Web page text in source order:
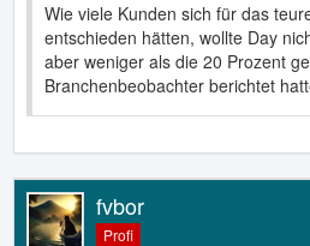
Wie viele Kunden sich für das
entschieden hätten, wollte Day
aber weniger als die 20 Prozent
Branchenbeobachter berichtet
fvbor
Profi